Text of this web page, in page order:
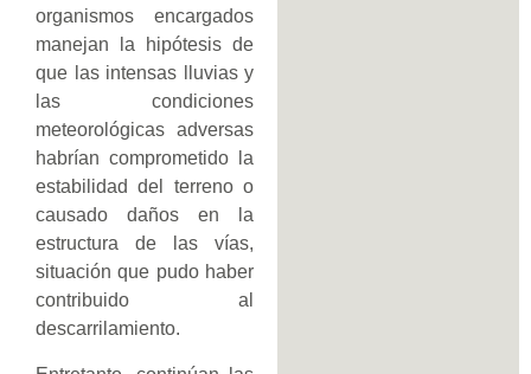
organismos encargados
manejan la hipótesis de
que las intensas lluvias y
las condiciones
meteorológicas adversas
habrían comprometido la
estabilidad del terreno o
causado daños en la
estructura de las vías,
situación que pudo haber
contribuido al
descarrilamiento.